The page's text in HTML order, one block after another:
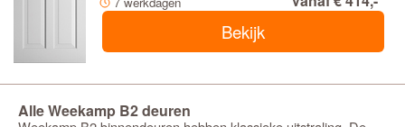
Bekijk
Alle Weekamp B2 deuren